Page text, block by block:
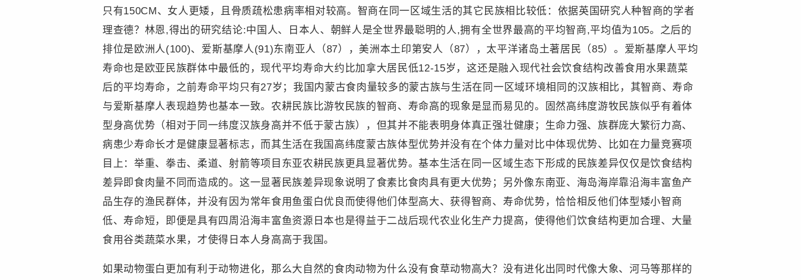
只有150CM、女人更矮，且骨质疏松患病率相对较高。智商在同一区域生活的其它民族相比较低：依据英国研究人种智商的学者
理查德？林恩,得出的研究结论:中国人、日本人、朝鲜人是全世界最聪明的人,拥有全世界最高的平均智商,平均值为105。之后的
排位是欧洲人(100)、爱斯基摩人(91)东南亚人（87），美洲本土印第安人（87），太平洋诸岛土著居民（85）。爱斯基摩人平均
寿命也是欧亚民族群体中最低的，现代平均寿命大约比加拿大居民低12-15岁，这还是融入现代社会饮食结构改善食用水果蔬菜
后的平均寿命，之前寿命平均只有27岁；我国内蒙古食肉量较多的蒙古族与生活在同一区域环境相同的汉族相比，其智商、寿命
与爱斯基摩人表现趋势也基本一致。农耕民族比游牧民族的智商、寿命高的现象是显而易见的。固然高纬度游牧民族似乎有着体
型身高优势（相对于同一纬度汉族身高并不低于蒙古族），但其并不能表明身体真正强壮健康；生命力强、族群庞大繁衍力高、
病患少寿命长才是健康显著标志，而其生活在我国高纬度蒙古族体型优势并没有在个体力量对比中体现优势、比如在力量竞赛项
目上：举重、拳击、柔道、射箭等项目东亚农耕民族更具显著优势。基本生活在同一区域生态下形成的民族差异仅仅是饮食结构
差异即食肉量不同而造成的。这一显著民族差异现象说明了食素比食肉具有更大优势；另外像东南亚、海岛海岸靠沿海丰富鱼产
品生存的渔民群体，并没有因为常年食用鱼蛋白优良而使得他们体型高大、获得智商、寿命优势，恰恰相反他们体型矮小智商
低、寿命短，即便是具有四周沿海丰富鱼资源日本也是得益于二战后现代农业化生产力提高，使得他们饮食结构更加合理、大量
食用谷类蔬菜水果，才使得日本人身高高于我国。
如果动物蛋白更加有利于动物进化，那么大自然的食肉动物为什么没有食草动物高大？没有进化出同时代像大象、河马等那样的